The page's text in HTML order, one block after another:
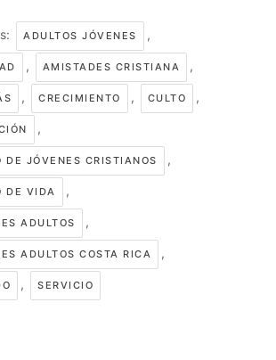
ADULTOS JÓVENES ,
, AMISTADES CRISTIANA ,
, CRECIMIENTO , CULTO ,
,
DE JÓVENES CRISTIANOS ,
DE VIDA ,
ADULTOS ,
ADULTOS COSTA RICA ,
, SERVICIO